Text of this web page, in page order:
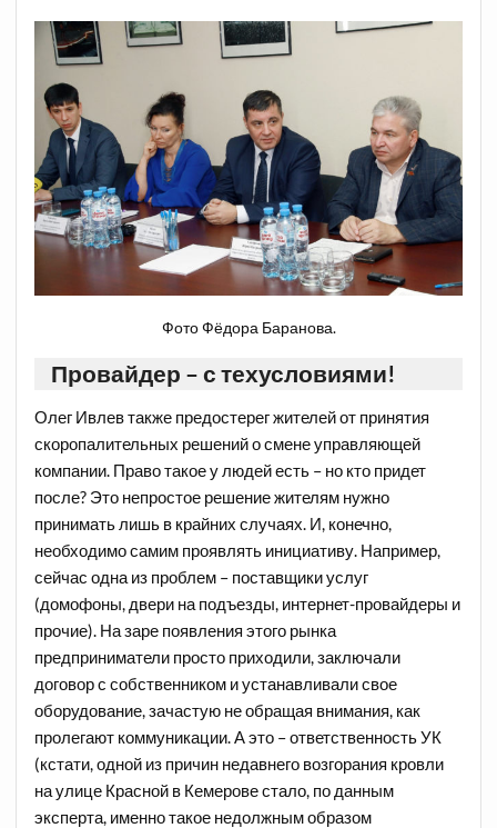
Фото Фёдора Баранова.
Провайдер – с техусловиями!
Олег Ивлев также предостерег жителей от принятия
скоропалительных решений о смене управляющей
компании. Право такое у людей есть – но кто придет
после? Это непростое решение жителям нужно
принимать лишь в крайних случаях. И, конечно,
необходимо самим проявлять инициативу. Например,
сейчас одна из проблем – поставщики услуг
(домофоны, двери на подъезды, интернет-провайдеры и
прочие). На заре появления этого рынка
предприниматели просто приходили, заключали
договор с собственником и устанавливали свое
оборудование, зачастую не обращая внимания, как
пролегают коммуникации. А это – ответственность УК
(кстати, одной из причин недавнего возгорания кровли
на улице Красной в Кемерове стало, по данным
эксперта, именно такое недолжным образом